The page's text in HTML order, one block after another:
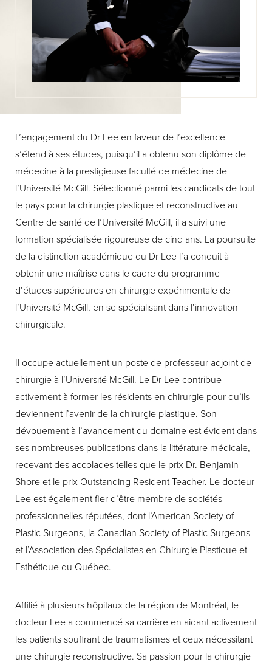
L’engagement du Dr Lee en faveur de l’excellence
s’étend à ses études, puisqu’il a obtenu son diplôme de
médecine à la prestigieuse faculté de médecine de
l’Université McGill. Sélectionné parmi les candidats de tout
le pays pour la chirurgie plastique et reconstructive au
Centre de santé de l’Université McGill, il a suivi une
formation spécialisée rigoureuse de cinq ans. La poursuite
de la distinction académique du Dr Lee l’a conduit à
obtenir une maîtrise dans le cadre du programme
d’études supérieures en chirurgie expérimentale de
l’Université McGill, en se spécialisant dans l’innovation
chirurgicale.
Il occupe actuellement un poste de professeur adjoint de
chirurgie à l’Université McGill. Le Dr Lee contribue
activement à former les résidents en chirurgie pour qu’ils
deviennent l’avenir de la chirurgie plastique. Son
dévouement à l’avancement du domaine est évident dans
ses nombreuses publications dans la littérature médicale,
recevant des accolades telles que le prix Dr. Benjamin
Shore et le prix Outstanding Resident Teacher. Le docteur
Lee est également fier d’être membre de sociétés
professionnelles réputées, dont l’American Society of
Plastic Surgeons, la Canadian Society of Plastic Surgeons
et l’Association des Spécialistes en Chirurgie Plastique et
Esthétique du Québec.
Affilié à plusieurs hôpitaux de la région de Montréal, le
docteur Lee a commencé sa carrière en aidant activement
les patients souffrant de traumatismes et ceux nécessitant
une chirurgie reconstructive. Sa passion pour la chirurgie